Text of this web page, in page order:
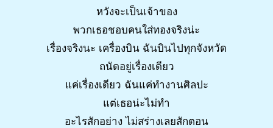
หวังจะเป็นเจ้าของ
พวกเธอชอบคนใส่ทองจริงน่ะ
เรื่องจริงนะ เครื่องบิน ฉันบินไปทุกจังหวัด
ถนัดอยู่เรื่องเดียว
แค่เรื่องเดียว ฉันแค่ทำงานศิลปะ
แต่เธอน่ะไม่ทำ
อะไรสักอย่าง ไม่สร่างเลยสักตอน